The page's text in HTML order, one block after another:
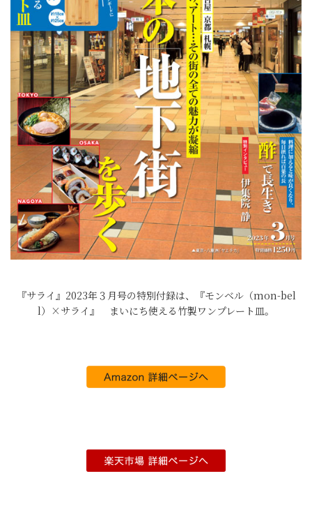
『サライ』2023年３月号の特別付録は、『モンベル（mon-bel
l）×サライ』 まいにち使える竹製ワンプレート皿。